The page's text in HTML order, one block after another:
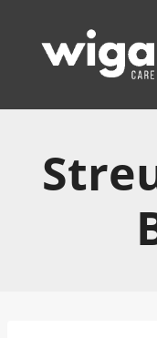
Inhalt
springen